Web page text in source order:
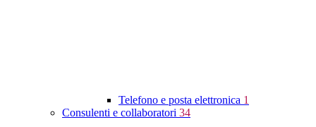
Telefono e posta elettronica 1
Consulenti e collaboratori 34